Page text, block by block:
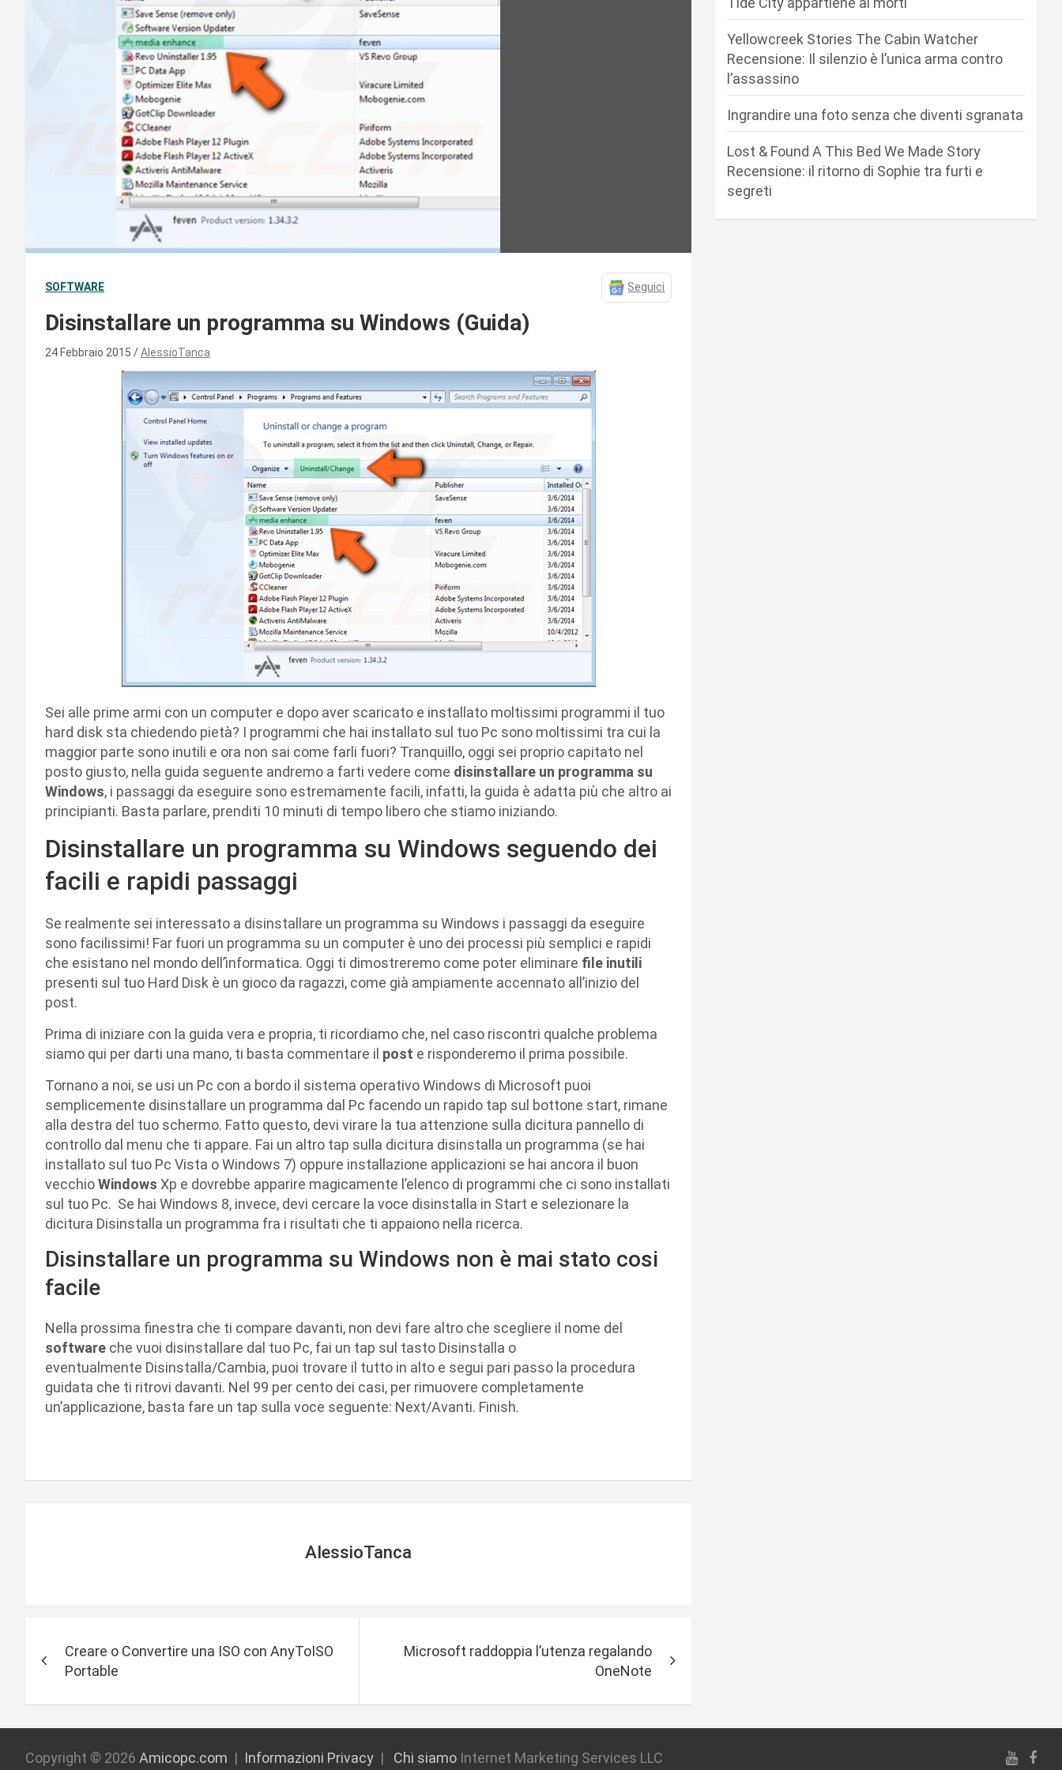
SOFTWARE Seguici
Disinstallare un programma su Windows (Guida)
24 Febbraio 2015 AlessioTanca
Sei alle prime armi con un computer e dopo aver scaricato e installato moltissimi programmi il tuo
hard disk sta chiedendo pietà? I programmi che hai installato sul tuo Pc sono moltissimi tra cui la
maggior parte sono inutili e ora non sai come farli fuori? Tranquillo, oggi sei proprio capitato nel
posto giusto, nella guida seguente andremo a farti vedere come disinstallare un programma su
Windows, i passaggi da eseguire sono estremamente facili, infatti, la guida è adatta più che altro ai
principianti. Basta parlare, prenditi 10 minuti di tempo libero che stiamo iniziando.
Disinstallare un programma su Windows seguendo dei
facili e rapidi passaggi
Se realmente sei interessato a disinstallare un programma su Windows i passaggi da eseguire
sono facilissimi! Far fuori un programma su un computer è uno dei processi più semplici e rapidi
che esistano nel mondo dell’ìnformatica. Oggi ti dimostreremo come poter eliminare file inutili
presenti sul tuo Hard Disk è un gioco da ragazzi, come già ampiamente accennato all’inizio del
post.
Prima di iniziare con la guida vera e propria, ti ricordiamo che, nel caso riscontri qualche problema
siamo qui per darti una mano, ti basta commentare il post e risponderemo il prima possibile.
Tornano a noi, se usi un Pc con a bordo il sistema operativo Windows di Microsoft puoi
semplicemente disinstallare un programma dal Pc facendo un rapido tap sul bottone start, rimane
alla destra del tuo schermo. Fatto questo, devi virare la tua attenzione sulla dicitura pannello di
controllo dal menu che ti appare. Fai un altro tap sulla dicitura disinstalla un programma (se hai
installato sul tuo Pc Vista o Windows 7) oppure installazione applicazioni se hai ancora il buon
vecchioWindows Xp e dovrebbe apparire magicamente l’elenco di programmi che ci sono installati
sul tuo Pc. Se hai Windows 8, invece, devi cercare la voce disinstalla in Start e selezionare la
dicitura Disinstalla un programma fra i risultati che ti appaiono nella ricerca.
Disinstallare un programma su Windows non è mai stato cosi
facile
Nella prossima finestra che ti compare davanti, non devi fare altro che scegliere il nome del
software che vuoi disinstallare dal tuo Pc, fai un tap sul tasto Disinstalla o
eventualmente Disinstalla/Cambia, puoi trovare il tutto in alto e segui pari passo la procedura
guidata che ti ritrovi davanti. Nel 99 per cento dei casi, per rimuovere completamente
un’applicazione, basta fare un tap sulla voce seguente: Next/Avanti. Finish.
AlessioTanca
v
i
g
Creare o Convertire una ISO con AnyToISO
Portable
Microsoft raddoppia l’utenza regalando
OneNote
Yellowcreek Stories The Cabin Watcher
Recensione: Il silenzio è l’unica arma contro
l’assassino
Ingrandire una foto senza che diventi sgranata
Lost & Found A This Bed We Made Story
Recensione: il ritorno di Sophie tra furti e
segreti
Copyright © 2026 Amicopc.com Informazioni Privacy Chi siamo Internet Marketing Services LLC